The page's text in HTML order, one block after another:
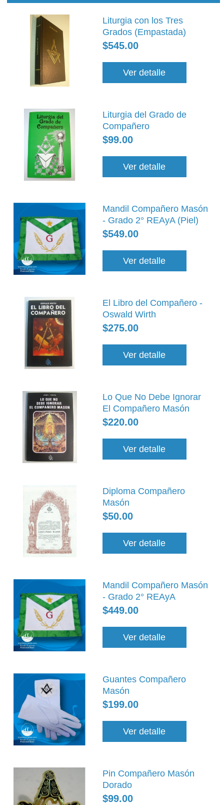
Liturgia con los Tres
Grados (Empastada)
$545.00
Ver detalle
Liturgia del Grado de
Compañero
$99.00
Ver detalle
Mandil Compañero Masón
- Grado 2° REAyA (Piel)
$549.00
Ver detalle
El Libro del Compañero -
Oswald Wirth
$275.00
Ver detalle
Lo Que No Debe Ignorar
El Compañero Masón
$220.00
Ver detalle
Diploma Compañero
Masón
$50.00
Ver detalle
Mandil Compañero Masón
- Grado 2° REAyA
$449.00
Ver detalle
Guantes Compañero
Masón
$199.00
Ver detalle
Pin Compañero Masón
Dorado
$99.00